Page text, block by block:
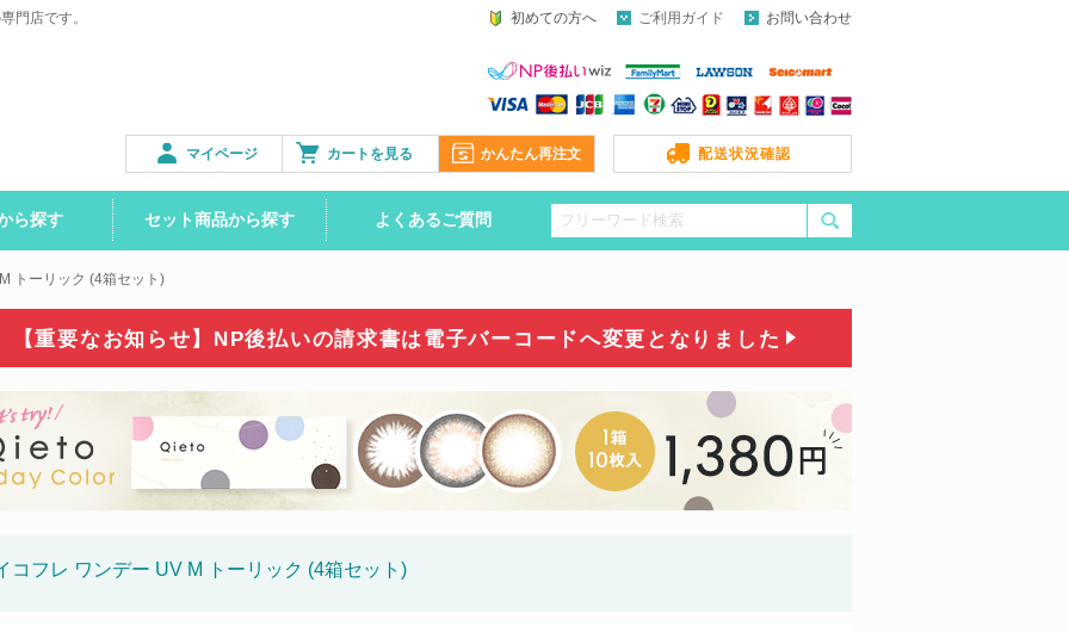
門店です。 初めての方へ ご利用ガイド お問い合わせ
かんたん再注文
カートを見る
マイページ 配送状況確認
ら探す セット商品から探す よくあるご質問
トーリック (4箱セット)
【重要なお知らせ】NP後払いの請求書は電子バーコードへ変更となりました
コフレ ワンデー UV M トーリック (4箱セット)